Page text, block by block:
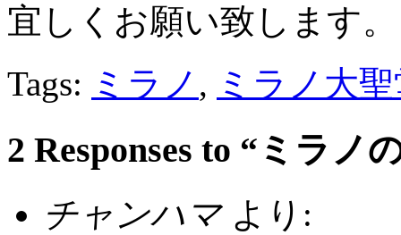
宜しくお願い致します。
Tags: ミラノ , ミラノ大
2 Responses to “ミラ
チャンハマ より: